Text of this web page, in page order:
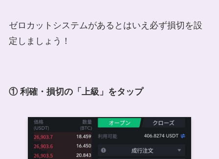
ゼロカットシステムがあるとはいえ必ず損切を設
定しましょう！
① 利確・損切の「上級」をタップ